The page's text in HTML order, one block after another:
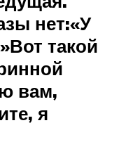
нет:«У
такой
вам,
я